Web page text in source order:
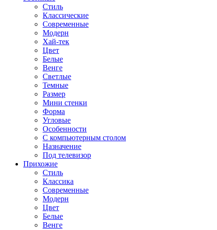
Стиль
Классические
Современные
Модерн
Хай-тек
Цвет
Белые
Венге
Светлые
Темные
Размер
Мини стенки
Форма
Угловые
Особенности
С компьютерным столом
Назначение
Под телевизор
Прихожие
Стиль
Классика
Современные
Модерн
Цвет
Белые
Венге